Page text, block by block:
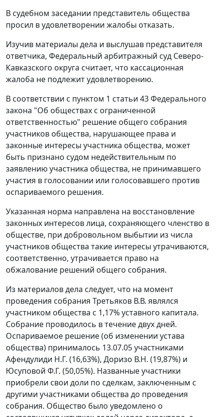
В судебном заседании представитель общества
просил в удовлетворении жалобы отказать.
Изучив материалы дела и выслушав представителя
ответчика, Федеральный арбитражный суд Северо-
Кавказского округа считает, что кассационная
жалоба не подлежит удовлетворению.
В соответствии с пунктом 1 статьи 43Федерального
закона "Об обществах с ограниченной
ответственностью" решение общего собрания
участников общества, нарушающее права и
законные интересы участника общества, может
быть признано судом недействительным по
заявлению участника общества, не принимавшего
участия в голосовании или голосовавшего против
оспариваемого решения.
Указанная норма направлена на восстановление
законных интересов лица, сохраняющего членство в
обществе, при добровольном выбытии из числа
участников общества такие интересы утрачиваются,
соответственно, утрачивается право на
обжалование решений общего собрания.
Из материалов дела следует, что на момент
проведения собрания Третьяков В.В. являлся
участником общества с 1,17% уставного капитала.
Собрание проводилось в течение двух дней.
Оспариваемое решение (об изменении устава
общества) принималось 13.07.05 участниками
Афендулиди Н.Г. (16,63%), Доризо В.Н. (19,87%) и
Юсуповой Ф.Г. (50,05%). Названные участники
приобрели свои доли по сделкам, заключенным с
другими участниками общества до проведения
собрания. Общество было уведомлено о